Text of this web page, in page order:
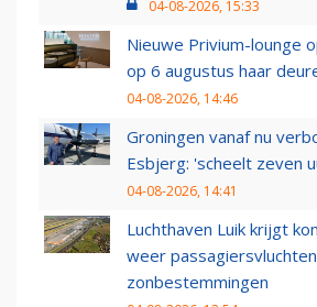
04-08-2026, 15:33
Nieuwe Privium-lounge
op 6 augustus haar
04-08-2026, 14:46
Groningen vanaf nu
Esbjerg: 'scheelt zeven
04-08-2026, 14:41
Luchthaven Luik krijgt
weer
zonbestemmingen